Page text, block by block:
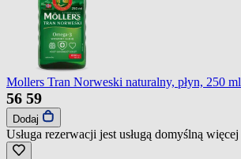
Mollers Tran Norweski naturalny, płyn, 250 ml
56 59
Dodaj
Usługa rezerwacji jest usługą domyślną więcej